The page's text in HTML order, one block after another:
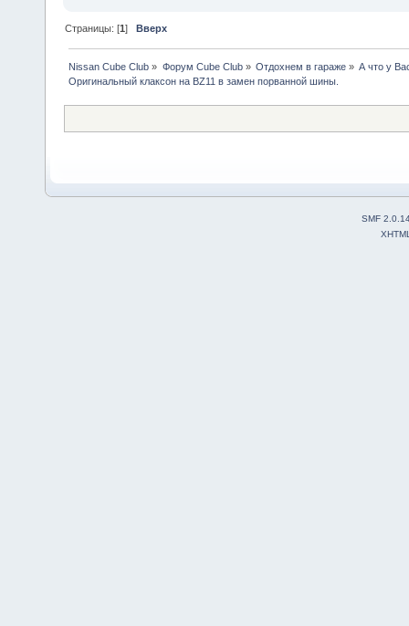
Страницы: [1] Вверх
Nissan Cube Club » Форум Cube Club» Отдохнем в гараже» А что у
Оригинальный клаксон на BZ11 в замен порванной шины.
SMF